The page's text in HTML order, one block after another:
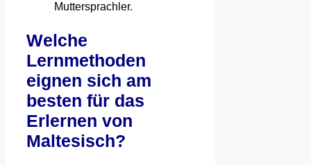
Muttersprachler.
Welche
Lernmethoden
eignen sich am
besten für das
Erlernen von
Maltesisch?